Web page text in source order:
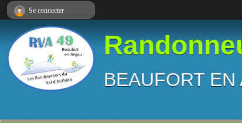
BEAUFORT EN
Se connecter
Panneau de gestion des cookies